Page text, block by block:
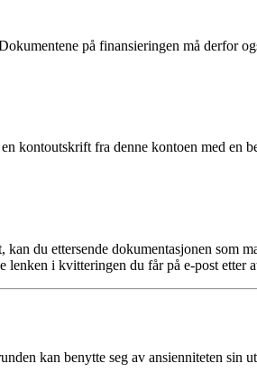
på finansieringen må derfor
kontoutskrift fra denne kontoen med en
du ettersende dokumentasjonen som
i kvitteringen du får på e-post etter
kan benytte seg av ansienniteten sin